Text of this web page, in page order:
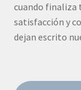
cuando finaliza
satisfacción y
dejan escrito